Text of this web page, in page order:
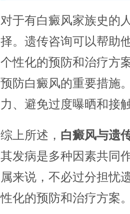
对于有白癜风家族史的
择。遗传咨询可以帮助
个性化的预防和治疗方
预防白癜风的重要措施
力、避免过度曝晒和接
综上所述， 白癜风与遗
其发病是多种因素共同
属来说，不必过分担忧
性化的预防和治疗方案。